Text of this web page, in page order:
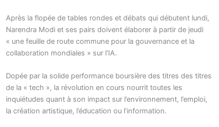
Après la flopée de tables rondes et débats qui débutent lundi,
Narendra Modi et ses pairs doivent élaborer à partir de jeudi
« une feuille de route commune pour la gouvernance et la
collaboration mondiales » sur l’IA.
Dopée par la solide performance boursière des titres des titres
de la « tech », la révolution en cours nourrit toutes les
inquiétudes quant à son impact sur l’environnement, l’emploi,
la création artistique, l’éducation ou l’information.